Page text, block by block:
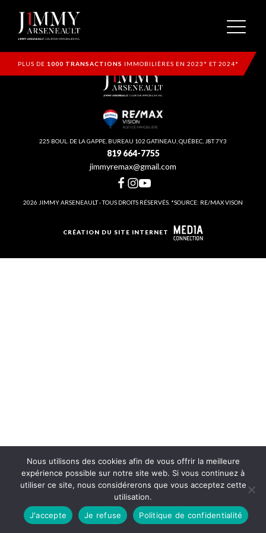
PLUS DE 1000 TRANSACTIONS IMMOBILIÈRES EN 2023* ET 2024*
225 BOUL. DE LA GAPPE, BUREAU 102 GATINEAU, QUÉBEC, J8T 7Y3
819 664-7755
jimmyremax@gmail.com
2026 JIMMY ARSENEAULT - TOUS DROITS RÉSERVÉS. *SOURCE: RE/MAX VISON
CRÉATION DU SITE INTERNET
Nous utilisons des cookies afin de vous offrir la meilleure
expérience possible sur notre site web. Si vous continuez à
utiliser ce site, nous considérerons que vous acceptez cette
utilisation.
J'accepte
Je refuse Politique de confidentialité